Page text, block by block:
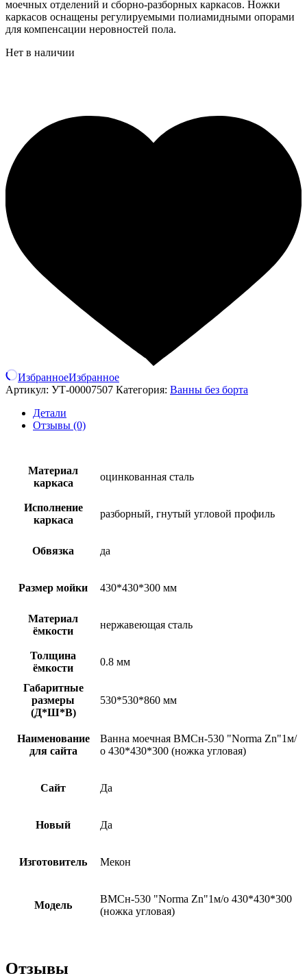
моечных отделений и сборно-разборных каркасов. Ножки
каркасов оснащены регулируемыми полиамидными опорами
для компенсации неровностей пола.
Нет в наличии
ИзбранноеИзбранное
Артикул: УТ-00007507 Категория: Ванны без борта
Детали
Отзывы (0)
Материал
каркаса
оцинкованная сталь
Исполнение
каркаса
разборный, гнутый угловой профиль
Обвязка да
Размер мойки 430*430*300 мм
Материал
ёмкости
нержавеющая сталь
Толщина
ёмкости
0.8 мм
Габаритные
размеры
(Д*Ш*В)
530*530*860 мм
Наименование
для сайта
Ванна моечная ВМСн-530 "Norma Zn"1м/
о 430*430*300 (ножка угловая)
Сайт Да
Новый Да
Изготовитель Мекон
Модель
ВМСн-530 "Norma Zn"1м/о 430*430*300
(ножка угловая)
Отзывы